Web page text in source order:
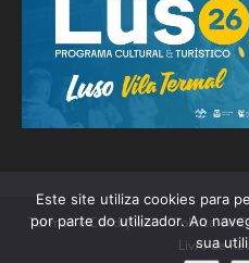
Termos e Condições Política de
Livro de
Este site utiliza cookies para
por parte do utilizador. Ao
sua